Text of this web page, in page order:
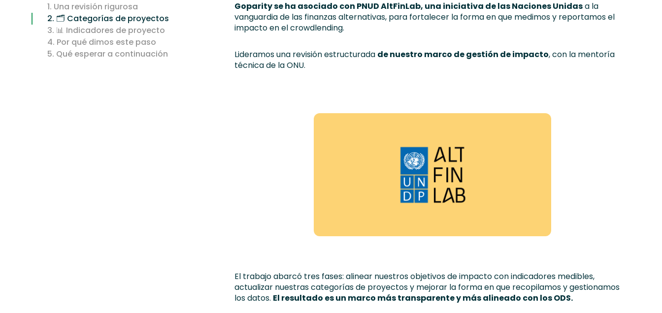
1. Una revisión rigurosa
2. 🗂️ Categorías de proyectos
3. 📊 Indicadores de proyecto
4. Por qué dimos este paso
5. Qué esperar a continuación
Goparity se ha asociado con PNUD AltFinLab, una iniciativa de las Naciones Unidasa la
vanguardia de las finanzas alternativas, para fortalecer la forma en que medimos y reportamos el
impacto en el crowdlending.
Lideramos una revisión estructurada de nuestro marco de gestión de impacto, con la mentoría
técnica de la ONU.
El trabajo abarcó tres fases: alinear nuestros objetivos de impacto con indicadores medibles,
actualizar nuestras categorías de proyectos y mejorar la forma en que recopilamos y gestionamos
los datos. El resultado es un marco más transparente y más alineado con los ODS.